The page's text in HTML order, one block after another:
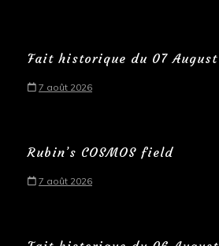
Fait historique du 07 August
7 août 2026
Rubin’s COSMOS field
7 août 2026